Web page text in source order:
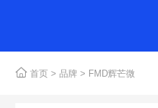
 首页 > 品牌 > FMD辉芒微